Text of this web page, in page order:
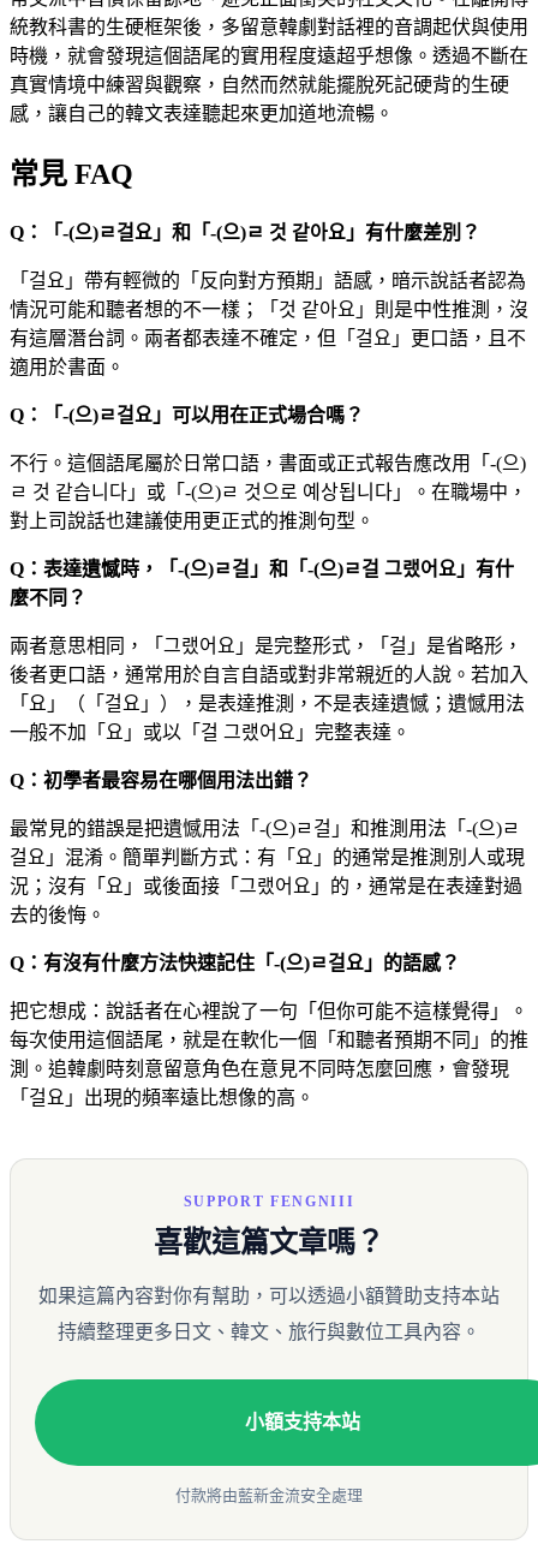
統教科書的生硬框架後，多留意韓劇對話裡的音調起伏與使用
時機，就會發現這個語尾的實用程度遠超乎想像。透過不斷在
真實情境中練習與觀察，自然而然就能擺脫死記硬背的生硬
感，讓自己的韓文表達聽起來更加道地流暢。
常見 FAQ
Q：「-(으)ㄹ걸요」和「-(으)ㄹ 것 같아요」有什麼差別？
「걸요」帶有輕微的「反向對方預期」語感，暗示說話者認為
情況可能和聽者想的不一樣；「것 같아요」則是中性推測，沒
有這層潛台詞。兩者都表達不確定，但「걸요」更口語，且不
適用於書面。
Q：「-(으)ㄹ걸요」可以用在正式場合嗎？
不行。這個語尾屬於日常口語，書面或正式報告應改用「-(으)
ㄹ 것 같습니다」或「-(으)ㄹ 것으로 예상됩니다」。在職場中，
對上司說話也建議使用更正式的推測句型。
Q：表達遺憾時，「-(으)ㄹ걸」和「-(으)ㄹ걸 그랬어요」有什
麼不同？
兩者意思相同，「그랬어요」是完整形式，「걸」是省略形，
後者更口語，通常用於自言自語或對非常親近的人說。若加入
「요」（「걸요」），是表達推測，不是表達遺憾；遺憾用法
一般不加「요」或以「걸 그랬어요」完整表達。
Q：初學者最容易在哪個用法出錯？
最常見的錯誤是把遺憾用法「-(으)ㄹ걸」和推測用法「-(으)ㄹ
걸요」混淆。簡單判斷方式：有「요」的通常是推測別人或現
況；沒有「요」或後面接「그랬어요」的，通常是在表達對過
去的後悔。
Q：有沒有什麼方法快速記住「-(으)ㄹ걸요」的語感？
把它想成：說話者在心裡說了一句「但你可能不這樣覺得」。
每次使用這個語尾，就是在軟化一個「和聽者預期不同」的推
測。追韓劇時刻意留意角色在意見不同時怎麼回應，會發現
「걸요」出現的頻率遠比想像的高。
SUPPORT FENGNIII
喜歡這篇文章嗎？
如果這篇內容對你有幫助，可以透過小額贊助支持本站
持續整理更多日文、韓文、旅行與數位工具內容。
小額支持本站
付款將由藍新金流安全處理